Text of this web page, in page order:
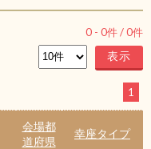
0 - 0件 /0件
1
会場都
道府県
幸座タイプ